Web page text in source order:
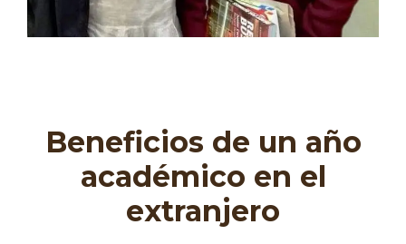
Beneficios de un año
académico en el
extranjero